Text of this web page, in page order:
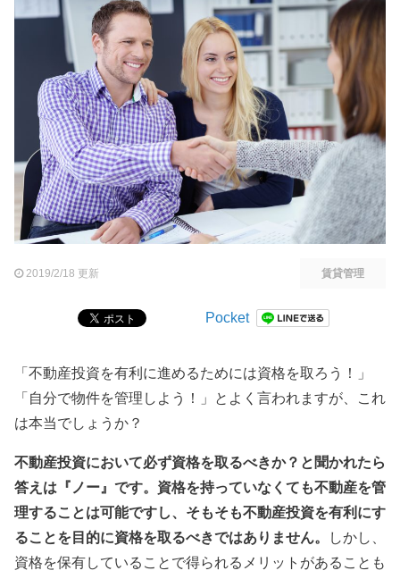
2019/2/18 更新 賃貸管理
Pocket
「不動産投資を有利に進めるためには資格を取ろう！」
「自分で物件を管理しよう！」とよく言われますが、これ
は本当でしょうか？
不動産投資において必ず資格を取るべきか？と聞かれたら
答えは『ノー』です。資格を持っていなくても不動産を管
理することは可能ですし、そもそも不動産投資を有利にす
ることを目的に資格を取るべきではありません。
しかし、
資格を保有していることで得られるメリットがあることも